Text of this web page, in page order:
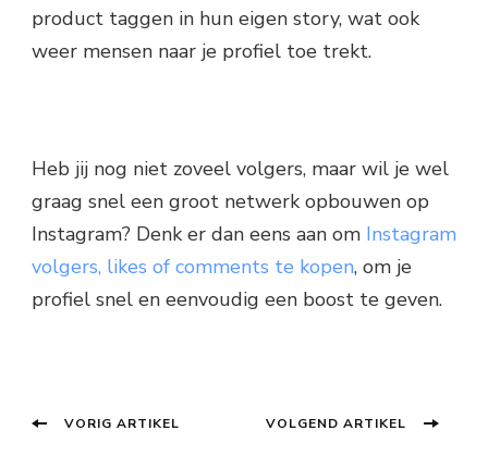
product taggen in hun eigen story, wat ook
weer mensen naar je profiel toe trekt.
Heb jij nog niet zoveel volgers, maar wil je wel
graag snel een groot netwerk opbouwen op
Instagram? Denk er dan eens aan om Instagram
volgers, likes of comments te kopen, om je
profiel snel en eenvoudig een boost te geven.
Berichtnavigatie
VORIG ARTIKEL VOLGEND ARTIKEL Volgend